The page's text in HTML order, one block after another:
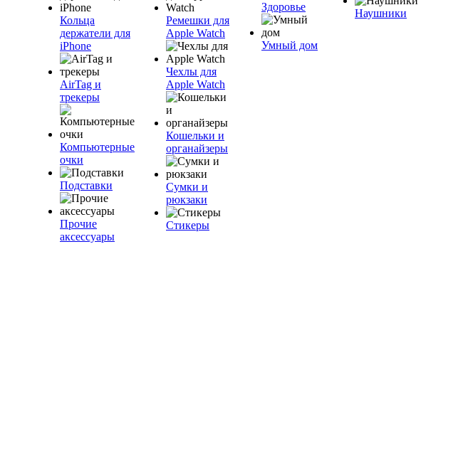
Кольца
держатели для
iPhone
AirTag и
трекеры
Компьютерные
очки
Подставки
Прочие
аксессуары
Ремешки для
Apple Watch
Чехлы для
Apple Watch
Кошельки и
органайзеры
Сумки и
рюкзаки
Стикеры
Здоровье
Умный дом
Наушники